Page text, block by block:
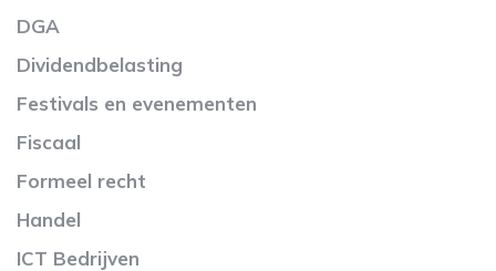
DGA
Dividendbelasting
Festivals en evenementen
Fiscaal
Formeel recht
Handel
ICT Bedrijven